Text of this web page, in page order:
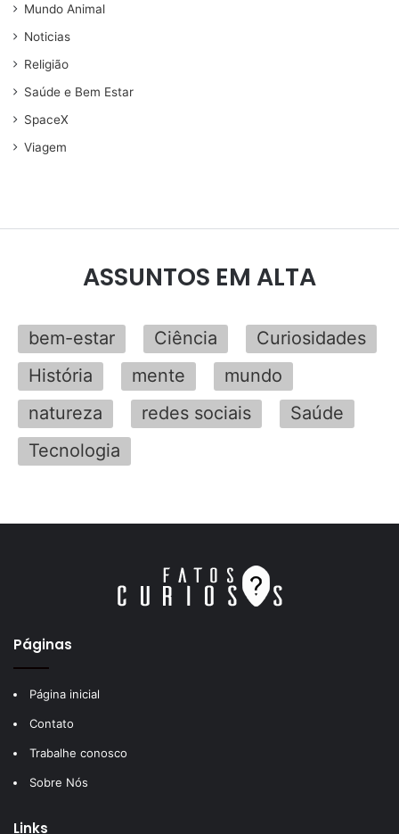
Mundo Animal
Noticias
Religião
Saúde e Bem Estar
SpaceX
Viagem
ASSUNTOS EM ALTA
bem-estar Ciência
Curiosidades
História
mente
mundo
natureza
redes sociais
Saúde
Tecnologia
Páginas
Página inicial
Contato
Trabalhe conosco
Sobre Nós
Links